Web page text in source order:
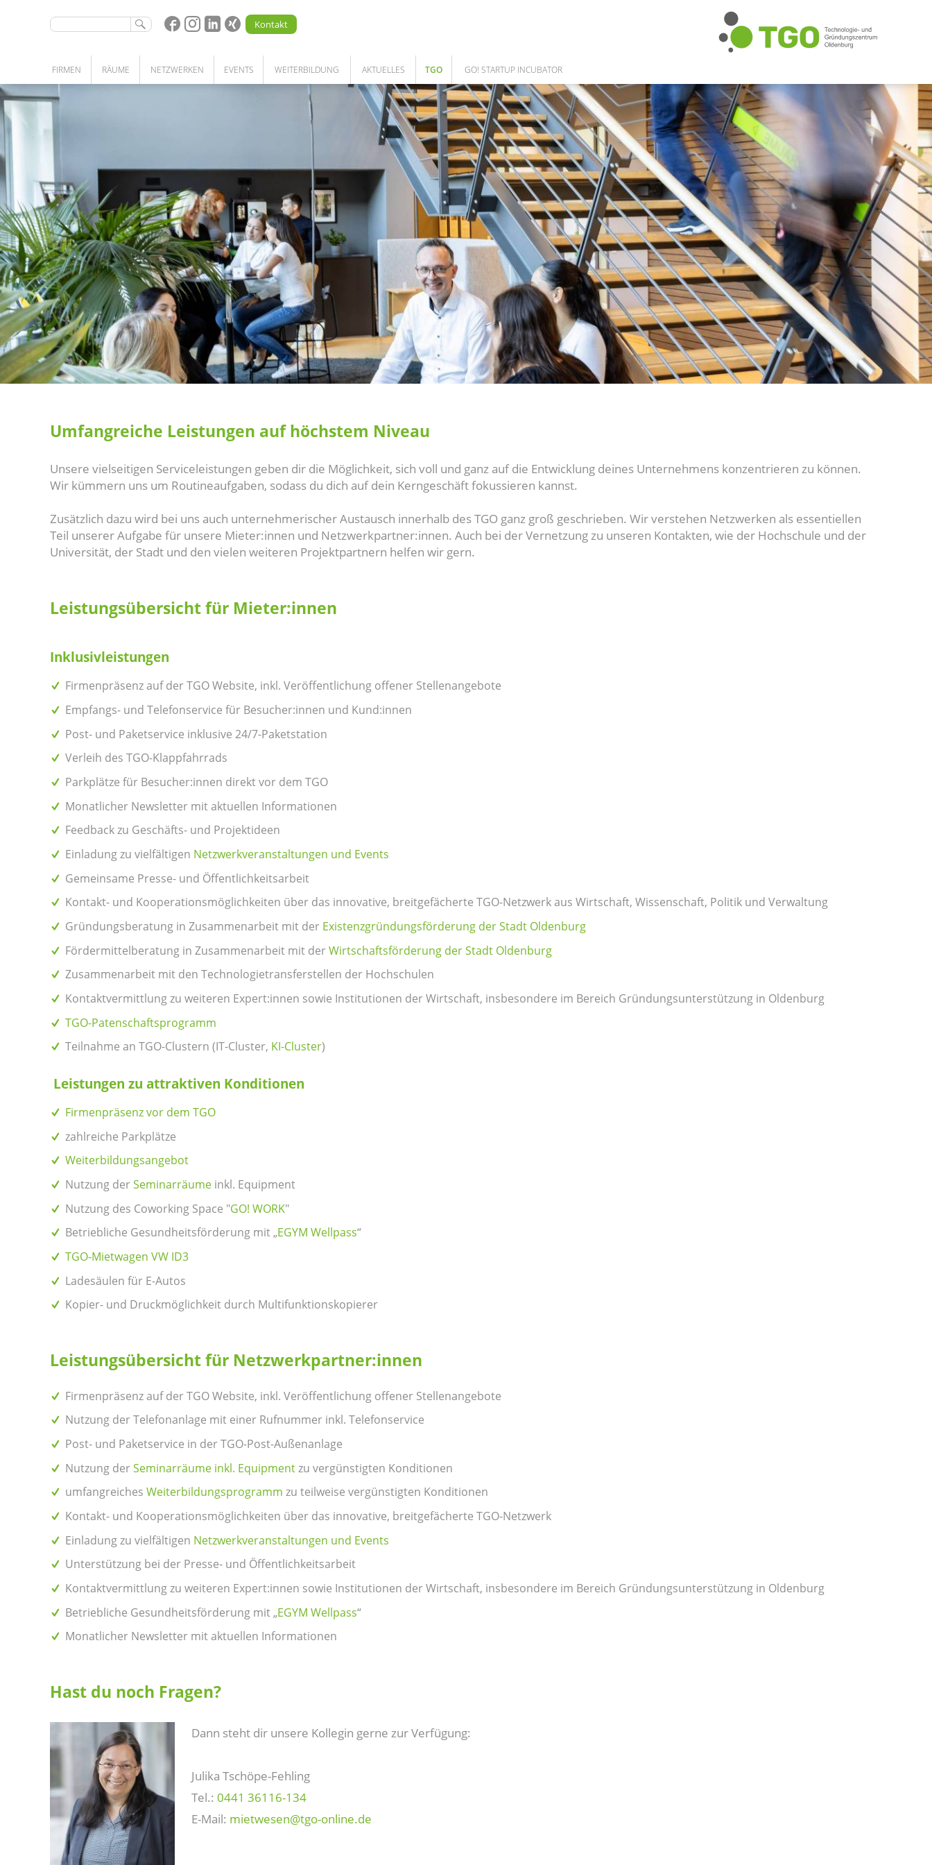
Kontakt
FIRMEN
STARTUPS | UNTERNEHMEN | FORSCHUNG
RÄUME
COWORKING SPACE
NETZWERKEN EVENTS WEITERBILDUNG AKTUELLES
NEWS
ARBEITEN IM TGO
TGO
ÜBER UNS
DAS TEAM
UNSERE LEISTUNGEN
MEILENSTEINE DES TGO
GESELLSCHAFTER
AUFSICHTSRAT
FÖRDERUNGEN
CAFE BISTRO - CLOUD
GO! STARTUP INCUBATOR
GO! TEAM
COWORKING SPACE
GO! CORPORATES
Umfangreiche Leistungen auf höchstem Niveau
Unsere vielseitigen Serviceleistungen geben dir die Möglichkeit, sich voll und ganz auf die Entwicklung deines Unternehmens konzentrieren zu können.
Wir kümmern uns um Routineaufgaben, sodass du dich auf dein Kerngeschäft fokussieren kannst.
Zusätzlich dazu wird bei uns auch unternehmerischer Austausch innerhalb des TGO ganz groß geschrieben. Wir verstehen Netzwerken als essentiellen
Teil unserer Aufgabe für unsere Mieter:innen und Netzwerkpartner:innen. Auch bei der Vernetzung zu unseren Kontakten, wie der Hochschule und der
Universität, der Stadt und den vielen weiteren Projektpartnern helfen wir gern.
Leistungsübersicht für Mieter:innen
Inklusivleistungen
Firmenpräsenz auf der TGO Website, inkl. Veröffentlichung offener Stellenangebote
Empfangs- und Telefonservice für Besucher:innen und Kund:innen
Post- und Paketservice inklusive 24/7-Paketstation
Verleih des TGO-Klappfahrrads
Parkplätze für Besucher:innen direkt vor dem TGO
Monatlicher Newsletter mit aktuellen Informationen
Feedback zu Geschäfts- und Projektideen
Einladung zu vielfältigen Netzwerkveranstaltungen und Events
Gemeinsame Presse- und Öffentlichkeitsarbeit
Kontakt- und Kooperationsmöglichkeiten über das innovative, breitgefächerte TGO-Netzwerk aus Wirtschaft, Wissenschaft, Politik und Verwaltung
Gründungsberatung in Zusammenarbeit mit der Existenzgründungsförderung der Stadt Oldenburg
Fördermittelberatung in Zusammenarbeit mit derWirtschaftsförderung der Stadt Oldenburg
Zusammenarbeit mit den Technologietransferstellen der Hochschulen
Kontaktvermittlung zu weiteren Expert:innen sowie Institutionen der Wirtschaft, insbesondere im Bereich Gründungsunterstützung in Oldenburg
TGO-Patenschaftsprogramm
Teilnahme an TGO-Clustern (IT-Cluster, KI-Cluster)
Leistungen zu attraktiven Konditionen
Firmenpräsenz vor dem TGO
zahlreiche Parkplätze
Weiterbildungsangebot
Nutzung derSeminarräume inkl. Equipment
Nutzung des Coworking Space "GO! WORK"
Betriebliche Gesundheitsförderung mit „EGYM Wellpass“
TGO-Mietwagen VW ID3
Ladesäulen für E-Autos
Kopier- und Druckmöglichkeit durch Multifunktionskopierer
Leistungsübersicht für Netzwerkpartner:innen
Firmenpräsenz auf der TGO Website, inkl. Veröffentlichung offener Stellenangebote
Nutzung der Telefonanlage mit einer Rufnummer inkl. Telefonservice
Post- und Paketservice in der TGO-Post-Außenanlage
Nutzung derSeminarräume inkl. Equipmentzu vergünstigten Konditionen
umfangreichesWeiterbildungsprogramm zu teilweise vergünstigten Konditionen
Kontakt- und Kooperationsmöglichkeiten über das innovative, breitgefächerte TGO-Netzwerk
Einladung zu vielfältigen Netzwerkveranstaltungen und Events
Unterstützung bei der Presse- und Öffentlichkeitsarbeit
Kontaktvermittlung zu weiteren Expert:innen sowie Institutionen der Wirtschaft, insbesondere im Bereich Gründungsunterstützung in Oldenburg
Betriebliche Gesundheitsförderung mit „EGYM Wellpass“
Monatlicher Newsletter mit aktuellen Informationen
Hast du noch Fragen?
Dann steht dir unsere Kollegin gerne zur Verfügung:
Julika Tschöpe-Fehling
Tel.: 0441 36116-134
E-Mail: mietwesen@­tgo-online.de